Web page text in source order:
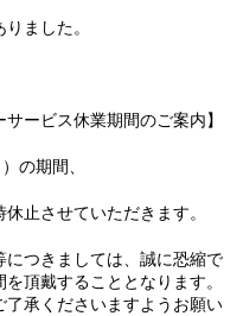
ました。
ービス休業期間のご案内】
の期間、
止させていただきます。
につきましては、誠に恐縮で
頂戴することとなります。
承くださいますようお願い